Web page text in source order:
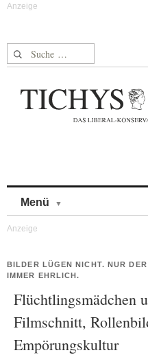
Suche nach:
Menü
BILDER LÜGEN NICHT. NUR
IMMER EHRLICH.
Flüchtlingsmädchen
Filmschnitt,
Empörungskultur